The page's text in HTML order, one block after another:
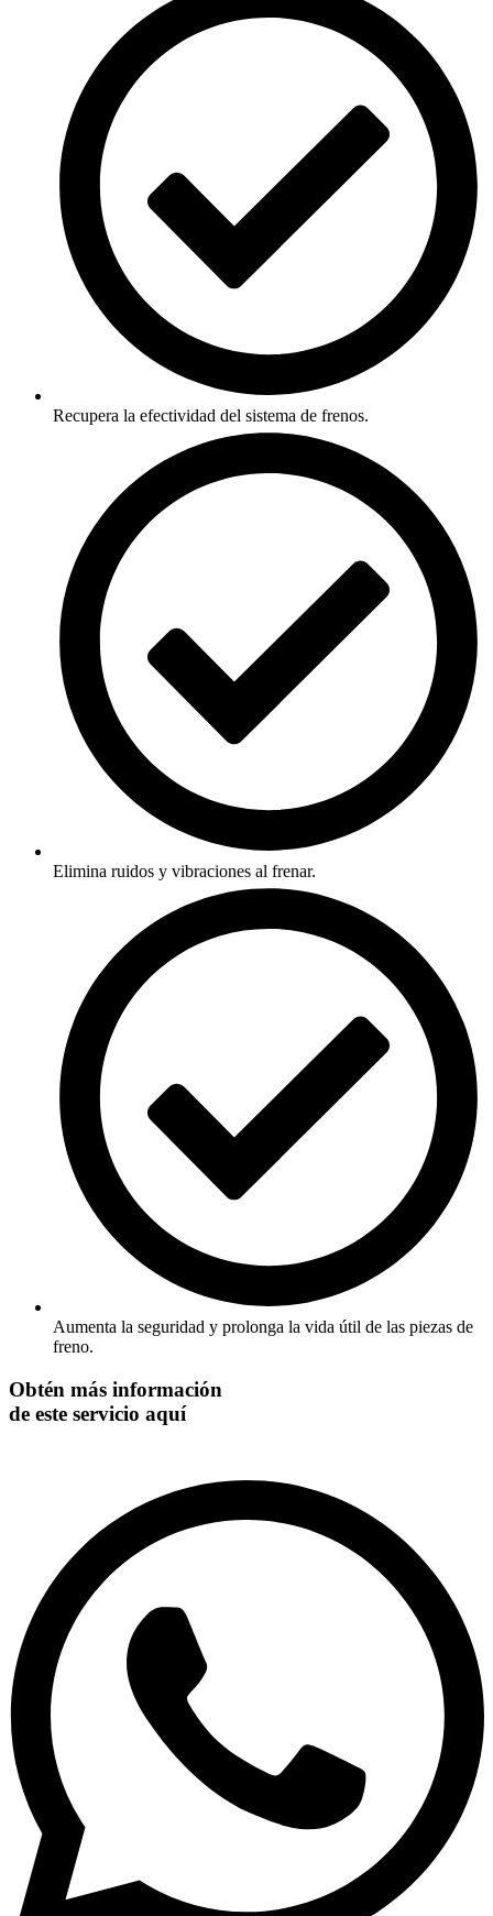
Recupera la efectividad del sistema de frenos.
Elimina ruidos y vibraciones al frenar.
Aumenta la seguridad y prolonga la vida útil de las piezas de
freno.
Obtén más información
de este servicio aquí